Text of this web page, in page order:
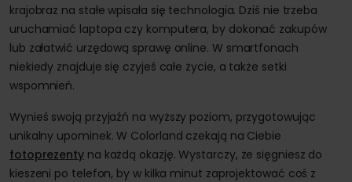
krajobraz na stałe wpisała się technologia. Dziś nie trzeba
uruchamiać laptopa czy komputera, by dokonać zakupów
lub załatwić urzędową sprawę online. W smartfonach
niekiedy znajduje się czyjeś całe życie, a także setki
wspomnień.
Wynieś swoją przyjaźń na wyższy poziom, przygotowując
unikalny upominek. W Colorland czekają na Ciebie
fotoprezenty na każdą okazję. Wystarczy, że sięgniesz do
kieszeni po telefon, by w kilka minut zaprojektować coś z